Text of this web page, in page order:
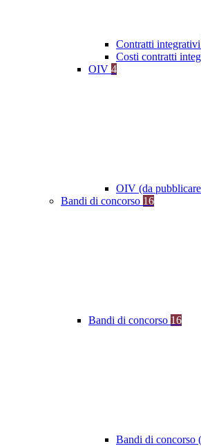
Contratti integrativi
Costi contratti
OIV 4
OIV (da
Bandi di concorso 16
Bandi di concorso 16
Bandi di concorso